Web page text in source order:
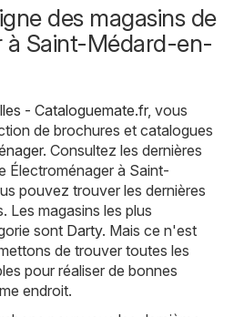
des magasins de
à Saint-Médard-en-
- Cataloguemate.fr, vous
de brochures et catalogues
. Consultez les dernières
Électroménager à Saint-
pouvez trouver les dernières
Les magasins les plus
sont Darty. Mais ce n'est
de trouver toutes les
pour réaliser de bonnes
endroit.